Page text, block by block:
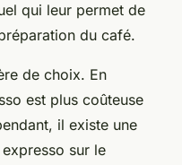
qui leur permet de
du café.
de choix. En
est plus coûteuse
il existe une
sur le